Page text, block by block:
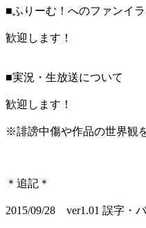
■ふりーむ！へのファンイ
歓迎します！
■実況・生放送について
歓迎します！
※誹謗中傷や作品の世界観
＊追記＊
2015/09/28 ver1.01 誤字・